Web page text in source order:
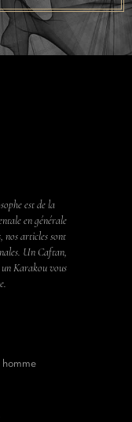
est de la
en générale
nos articles sont
Un Caftan,
Karakou vous